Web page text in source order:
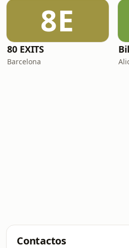
8E
80 EXITS
Barcelona
Contactos